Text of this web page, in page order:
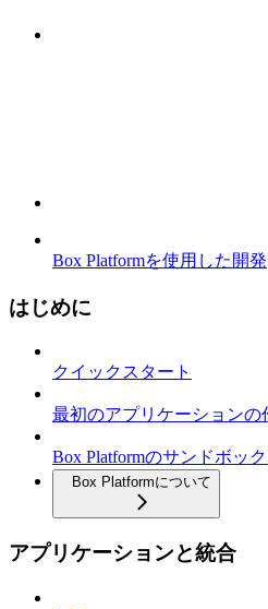
Box Platformを使用した開発
はじめに
クイックスタート
最初のアプリケーションの
Box Platformのサンドボッ
Box Platformについて
アプリケーションと統合